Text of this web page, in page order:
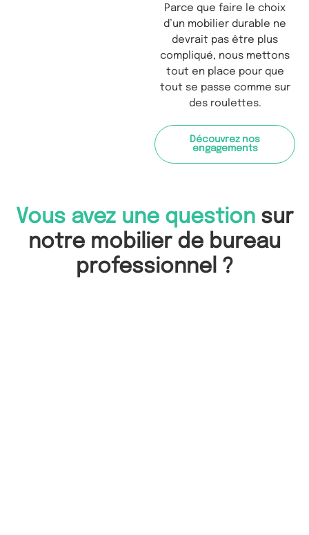
Parce que faire le choix
d’un mobilier durable ne
devrait pas être plus
compliqué, nous mettons
tout en place pour que
tout se passe comme sur
des roulettes.
Découvrez nos
engagements
Vous avez une question sur
notre mobilier de bureau
professionnel ?